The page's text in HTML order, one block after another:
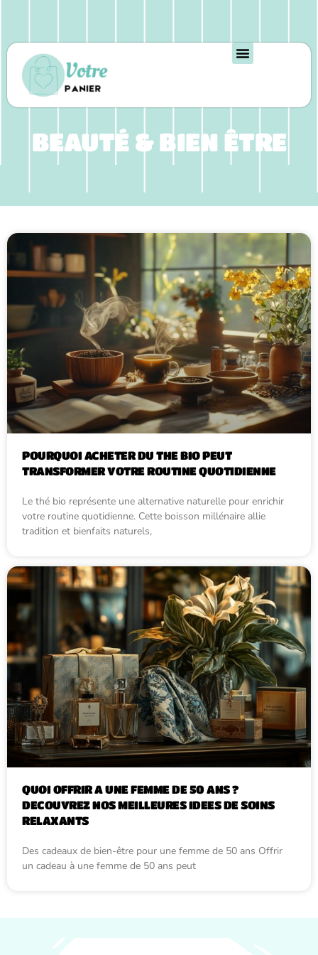
BEAUTÉ & BIEN ÊTRE
POURQUOI ACHETER DU THE BIO PEUT
TRANSFORMER VOTRE ROUTINE QUOTIDIENNE
Le thé bio représente une alternative naturelle pour enrichir
votre routine quotidienne. Cette boisson millénaire allie
tradition et bienfaits naturels,
QUOI OFFRIR A UNE FEMME DE 50 ANS ?
DECOUVREZ NOS MEILLEURES IDEES DE SOINS
RELAXANTS
Des cadeaux de bien-être pour une femme de 50 ans Offrir
un cadeau à une femme de 50 ans peut